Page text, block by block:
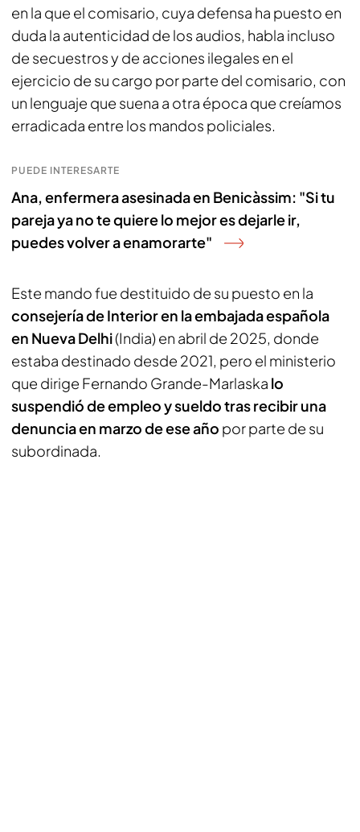
en la que el comisario, cuya defensa ha puesto en
duda la autenticidad de los audios, habla incluso
de secuestros y de acciones ilegales en el
ejercicio de su cargo por parte del comisario, con
un lenguaje que suena a otra época que creíamos
erradicada entre los mandos policiales.
PUEDE INTERESARTE
Ana, enfermera asesinada en Benicàssim: "Si tu
pareja ya no te quiere lo mejor es dejarle ir,
puedes volver a enamorarte"
Este mando fue destituido de su puesto en la
consejería de Interior en la embajada española
en Nueva Delhi(India) en abril de 2025, donde
estaba destinado desde 2021, pero el ministerio
que dirige Fernando Grande-Marlaska lo
suspendió de empleo y sueldo tras recibir una
denuncia en marzo de ese año por parte de su
subordinada.